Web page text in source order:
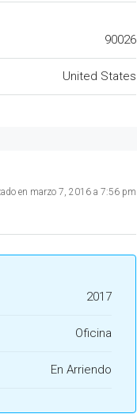
90026
United States
en marzo 7, 2016 a 7:56 pm
2017
Oficina
En Arriendo